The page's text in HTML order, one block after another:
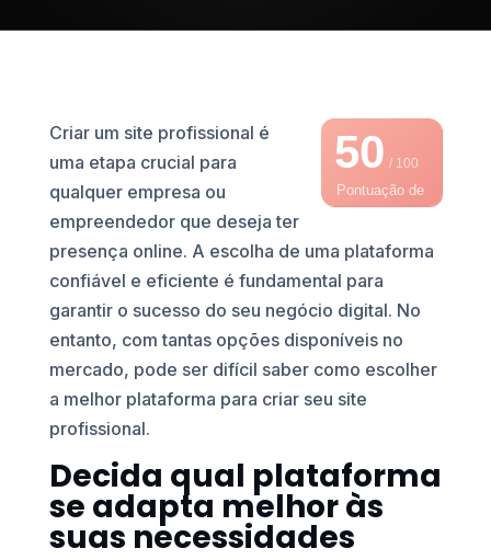
50/ 100
Pontuação de
Criar um site profissional é
uma etapa crucial para
qualquer empresa ou
empreendedor que deseja ter
presença online. A escolha de uma plataforma
confiável e eficiente é fundamental para
garantir o sucesso do seu negócio digital. No
entanto, com tantas opções disponíveis no
mercado, pode ser difícil saber como escolher
a melhor plataforma para criar seu site
profissional.
Decida qual plataforma
se adapta melhor às
suas necessidades